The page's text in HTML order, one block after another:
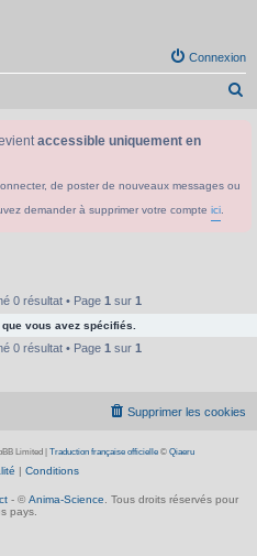
Connexion
accessible uniquement en
de poster de nouveaux messages ou
demander à supprimer votre compte ici
0 résultat • Page 1 sur 1
vous avez spécifiés.
0 résultat • Page 1 sur 1
Supprimer les cookies
Limited Traduction française officielle© Qiaeru
| Conditions
- © Anima-Science. Tous droits réservés pour
pays.